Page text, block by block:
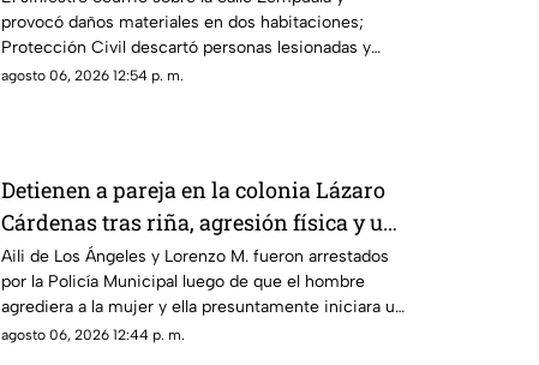
provocó daños materiales en dos habitaciones;
Protección Civil descartó personas lesionadas y
fugas de gas.
agosto 06, 2026 12:54 p. m.
Detienen a pareja en la colonia Lázaro
Cárdenas tras riña, agresión física y un
incendio
Aili de Los Ángeles y Lorenzo M. fueron arrestados
por la Policía Municipal luego de que el hombre
agrediera a la mujer y ella presuntamente iniciara un
fuego durante la disputa.
agosto 06, 2026 12:44 p. m.